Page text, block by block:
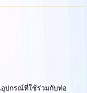
อุปกรณ์ที่ใช้ร่วมกับท่อ